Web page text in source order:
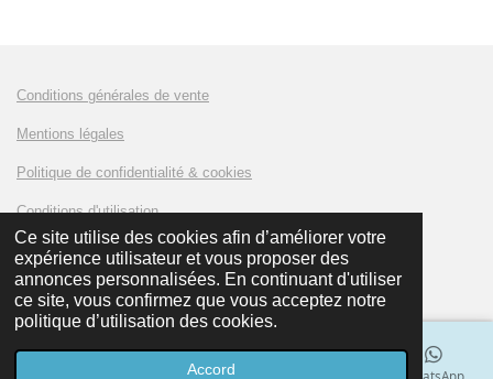
Ce site utilise des cookies afin d’améliorer votre
expérience utilisateur et vous proposer des
annonces personnalisées. En continuant d'utiliser
ce site, vous confirmez que vous acceptez notre
politique d’utilisation des cookies.
Accord
Conditions générales de vente
Mentions légales
Politique de confidentialité & cookies
Conditions d'utilisation
© 2023 - 2024 AMKLUX Battery